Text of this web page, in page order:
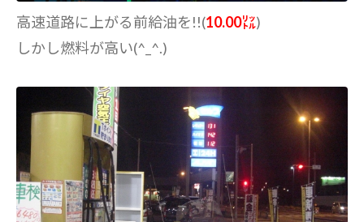
高速道路に上がる前給油を!!(10.00㍑)
しかし燃料が高い(^_^.)